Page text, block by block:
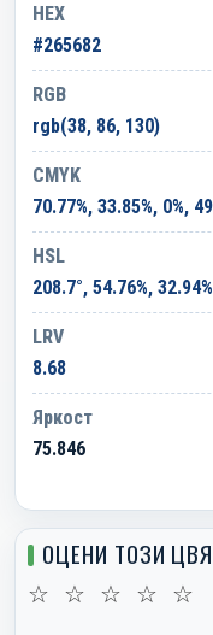
HEX
#265682
RGB
rgb(38, 86, 130)
CMYK
70.77%, 33.85%, 0%,
HSL
208.7°, 54.76%, 32.94%
LRV
8.68
Яркост
75.846
ОЦЕНИ ТОЗИ
☆ ☆ ☆ ☆ ☆